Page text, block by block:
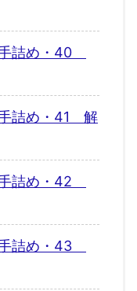
詰め・40
詰め・41 解
詰め・42
詰め・43